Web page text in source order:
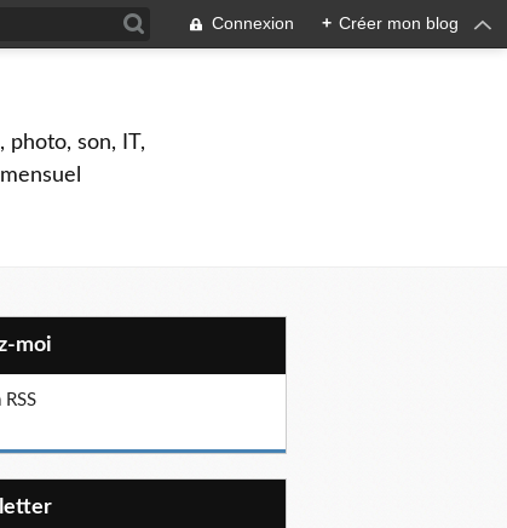
Connexion + Créer mon blog
photo, son, IT,
moi
RSS